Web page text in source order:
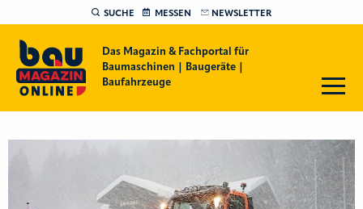
SUCHE MESSEN NEWSLETTER
Das Magazin & Fachportal für
Baumaschinen | Baugeräte |
Baufahrzeuge